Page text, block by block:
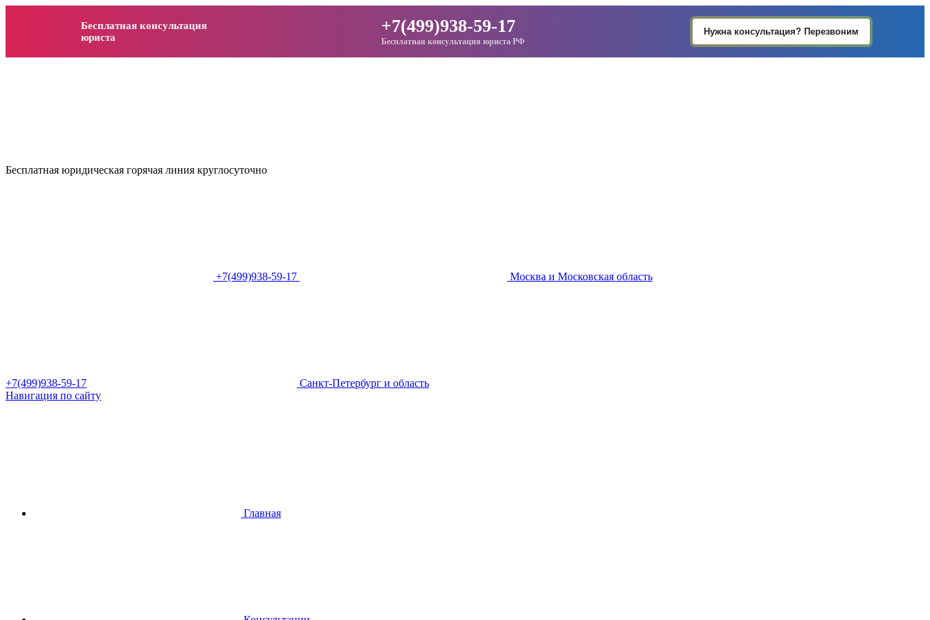
Бесплатная консультация
юриста
+7(499)938-59-17
Бесплатная консультация юриста РФ
Нужна консультация? Перезвоним
Бесплатная юридическая горячая линия круглосуточно
+7(499)938-59-17 Москва и Московская область
+7(499)938-59-17
Санкт-Петербург и область
Навигация по сайту
Главная